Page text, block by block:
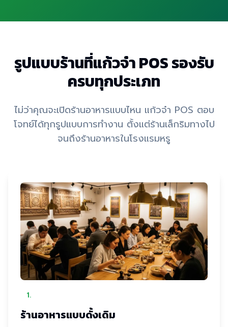
รูปแบบร้านที่แก้วจ๋า POS รองรับ
ครบทุกประเภท
ไม่ว่าคุณจะเปิดร้านอาหารแบบไหน แก้วจ๋า POS ตอบ
โจทย์ได้ทุกรูปแบบการทำงาน ตั้งแต่ร้านเล็กริมทางไป
จนถึงร้านอาหารในโรงแรมหรู
1.
ร้านอาหารแบบดั้งเดิม